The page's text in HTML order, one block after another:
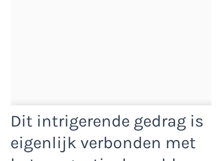
Dit intrigerende gedrag is
eigenlijk verbonden met